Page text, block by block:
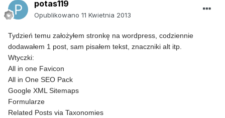
potas119
Opublikowano 11 Kwietnia 2013
Tydzień temu założyłem stronkę na wordpress, codziennie
dodawałem 1 post, sam pisałem tekst, znaczniki alt itp.
Wtyczki:
All in one Favicon
All in One SEO Pack
Google XML Sitemaps
Formularze
Related Posts via Taxonomies